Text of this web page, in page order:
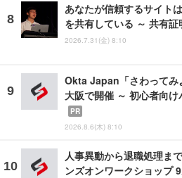
あなたが信頼するサイト
を共有している ～ 共有
2026.7.31(金) 8:10
Okta Japan「さわって
大阪で開催 ～ 初心者向
PR
2026.8.6(木) 8:10
人事異動から退職処理ま
ンズオンワークショップ